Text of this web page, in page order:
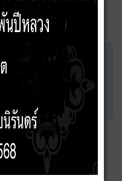
นการประกาศ
ห้บุคคลทั่วไป และ
เคลื่อนไหวต่างๆ
ว็บ: 0.128 วินาที
รัม Kunena